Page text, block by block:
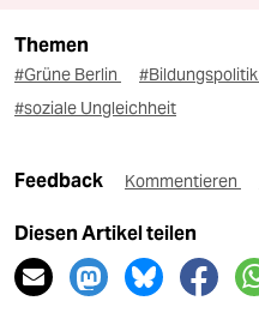
Themen
#Grüne Berlin #Bildungspolitik
#soziale Ungleichheit
Feedback Kommentieren
Diesen Artikel teilen